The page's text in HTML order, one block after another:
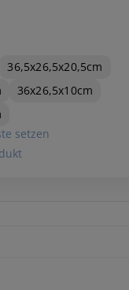
36,5x26,5x20,5cm
36x26,5x10cm
setzen